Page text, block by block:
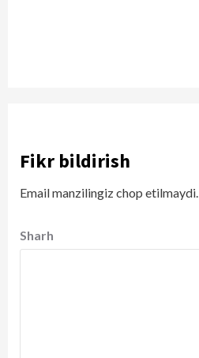
Fikr bildirish
Email manzilingiz chop etilmaydi.
Sharh